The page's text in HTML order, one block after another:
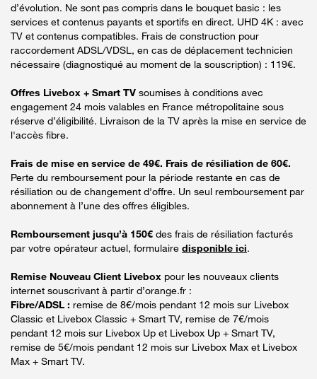
d’évolution. Ne sont pas compris dans le bouquet basic : les
services et contenus payants et sportifs en direct. UHD 4K : avec
TV et contenus compatibles. Frais de construction pour
raccordement ADSL/VDSL, en cas de déplacement technicien
nécessaire (diagnostiqué au moment de la souscription) : 119€.
Offres Livebox + Smart TV soumises à conditions avec
engagement 24 mois valables en France métropolitaine sous
réserve d’éligibilité. Livraison de la TV après la mise en service de
l'accès fibre.
Frais de mise en service de 49€. Frais de résiliation de 60€.
Perte du remboursement pour la période restante en cas de
résiliation ou de changement d'offre. Un seul remboursement par
abonnement à l’une des offres éligibles.
Remboursement jusqu’à 150€ des frais de résiliation facturés
par votre opérateur actuel, formulaire disponible ici.
Remise Nouveau Client Livebox pour les nouveaux clients
internet souscrivant à partir d’orange.fr :
Fibre/ADSL : remise de 8€/mois pendant 12 mois sur Livebox
Classic et Livebox Classic + Smart TV, remise de 7€/mois
pendant 12 mois sur Livebox Up et Livebox Up + Smart TV,
remise de 5€/mois pendant 12 mois sur Livebox Max et Livebox
Max + Smart TV.